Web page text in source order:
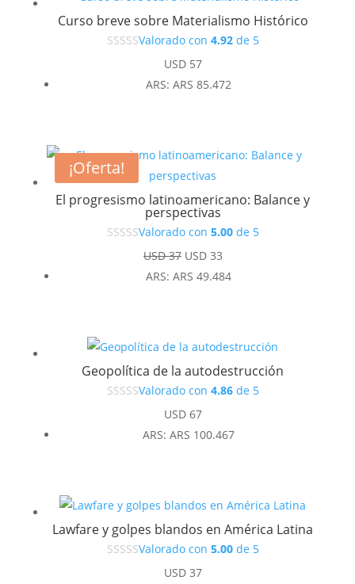
Curso breve sobre Materialismo Histórico
Valorado con 4.92de 5
USD57
ARS: ARS 85.472
¡Oferta!
El progresismo latinoamericano: Balance y
perspectivas
Valorado con 5.00de 5
USD37 El
precio
USD33El
precio
ARS: ARS 49.484
Geopolítica de la autodestrucción
Valorado con 4.86de 5
USD67
ARS: ARS 100.467
Lawfare y golpes blandos en América Latina
Valorado con 5.00de 5
USD37